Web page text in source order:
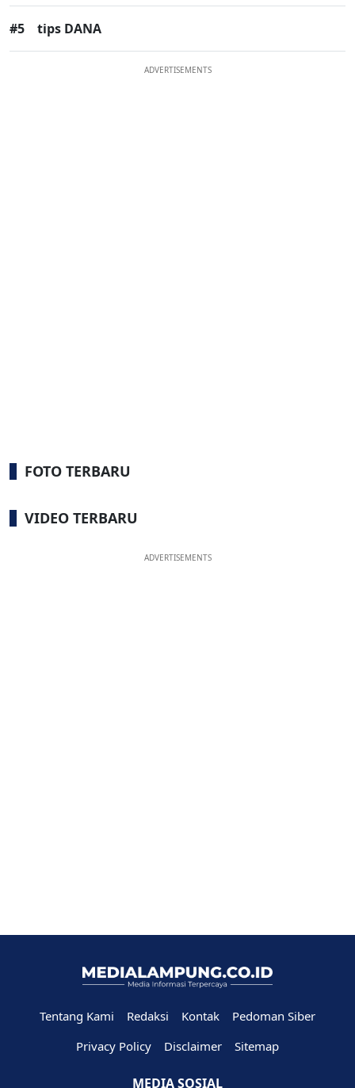
#5 tips DANA
ADVERTISEMENTS
FOTO TERBARU
VIDEO TERBARU
ADVERTISEMENTS
Tentang Kami Redaksi Kontak
Pedoman Siber
Privacy Policy
Disclaimer Sitemap
MEDIA SOSIAL